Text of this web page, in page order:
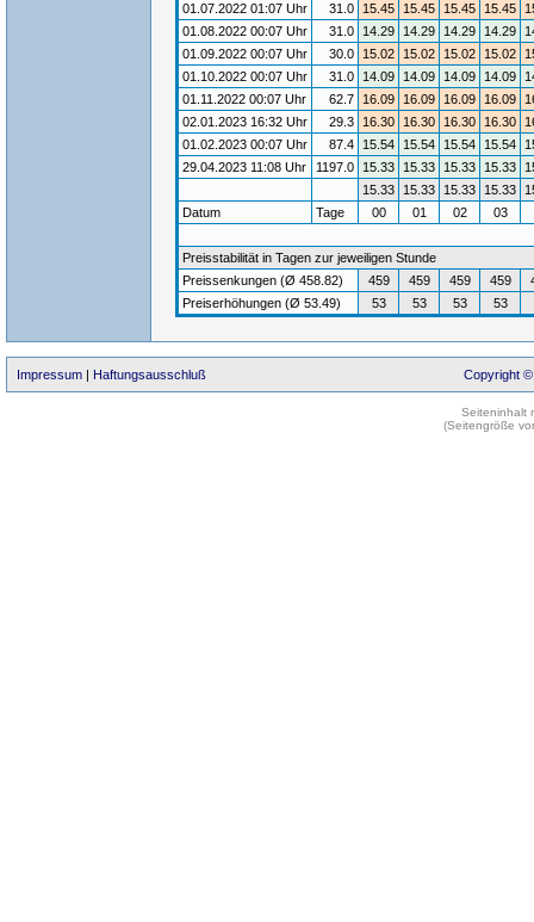
01.07.2022 01:07 Uhr
31.0 15.45 15.45 15.45 15.45
01.08.2022 00:07 Uhr
31.0 14.29 14.29 14.29 14.29
01.09.2022 00:07 Uhr
30.0 15.02 15.02 15.02 15.02
01.10.2022 00:07 Uhr
31.0 14.09 14.09 14.09 14.09
01.11.2022 00:07 Uhr
62.7 16.09 16.09 16.09 16.09
02.01.2023 16:32 Uhr
29.3 16.30 16.30 16.30 16.30
01.02.2023 00:07 Uhr
87.4 15.54 15.54 15.54 15.54
29.04.2023 11:08 Uhr
1197.0 15.33 15.33 15.33 15.33
15.33
15.33 15.33 15.33
Datum
Tage 00 01 02 03
Preisstabilität in Tagen zur jeweiligen Stunde
Preissenkungen (Ø 458.82)
459 459 459 459
Preiserhöhungen (Ø 53.49)
53 53 53 53
Impressum | Haftungsausschluß Copyright ©
Seiteninhalt
(Seitengröße